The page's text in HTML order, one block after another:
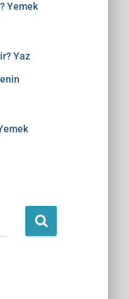
Yemek
Yaz